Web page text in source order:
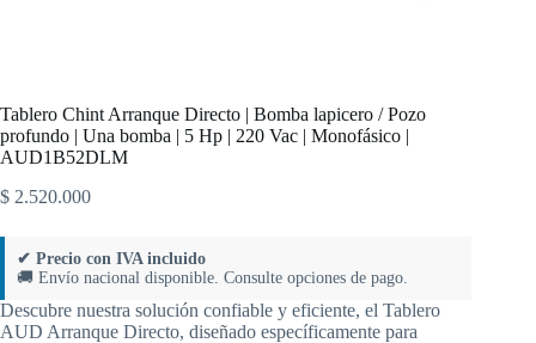
Tablero Chint Arranque Directo | Bomba lapicero / Pozo
profundo | Una bomba | 5 Hp | 220 Vac | Monofásico |
AUD1B52DLM
$ 2.520.000
✔ Precio con IVA incluido
🚚 Envío nacional disponible. Consulte opciones de pago.
Descubre nuestra solución confiable y eficiente, el Tablero
AUD Arranque Directo, diseñado específicamente para